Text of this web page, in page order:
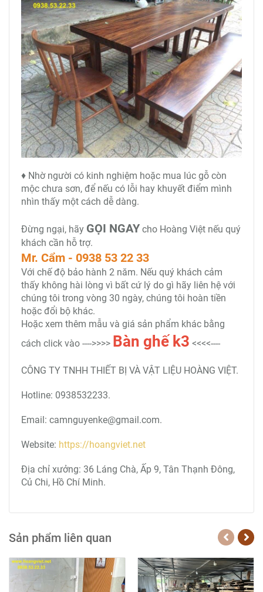
♦ Nhờ người có kinh nghiệm hoặc mua lúc gỗ còn
mộc chưa sơn, để nếu có lỗi hay khuyết điểm mình
nhìn thấy một cách dễ dàng.
Đừng ngại, hãy GỌI NGAY cho Hoàng Việt nếu quý
khách cần hỗ trợ.
Mr. Cẩm - 0938 53 22 33
Với chế độ bảo hành 2 năm. Nếu quý khách cảm
thấy không hài lòng vì bất cứ lý do gì hãy liên hệ với
chúng tôi trong vòng 30 ngày, chúng tôi hoàn tiền
hoặc đổi bộ khác.
Hoặc xem thêm mẫu và giá sản phẩm khác bằng
cách click vào ---->>>> Bàn ghế k3 <<<<----
CÔNG TY TNHH THIẾT BỊ VÀ VẬT LIỆU HOÀNG VIỆT.
Hotline: 0938532233.
Email: camnguyenke@gmail.com.
Website: https://hoangviet.net
Địa chỉ xưởng: 36 Láng Chà, Ấp 9, Tân Thạnh Đông,
Củ Chi, Hồ Chí Minh.
Sản phẩm liên quan